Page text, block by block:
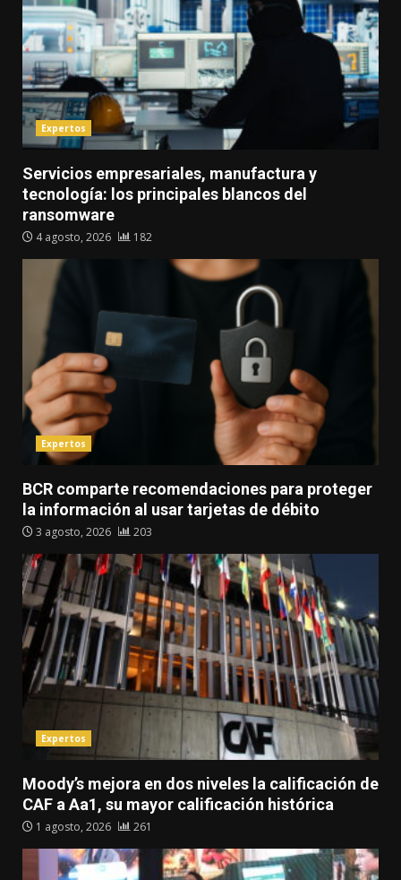
Expertos
Servicios empresariales, manufactura y
tecnología: los principales blancos del
ransomware
4 agosto, 2026 182
Expertos
BCR comparte recomendaciones para proteger
la información al usar tarjetas de débito
3 agosto, 2026 203
Expertos
Moody’s mejora en dos niveles la calificación de
CAF a Aa1, su mayor calificación histórica
1 agosto, 2026 261